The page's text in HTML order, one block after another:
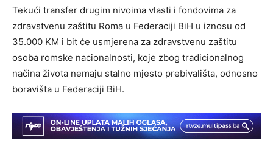
Tekući transfer drugim nivoima vlasti i fondovima za
zdravstvenu zaštitu Roma u Federaciji BiH u iznosu od
35.000 KM i bit će usmjerena za zdravstvenu zaštitu
osoba romske nacionalnosti, koje zbog tradicionalnog
načina života nemaju stalno mjesto prebivališta, odnosno
boravišta u Federaciji BiH.